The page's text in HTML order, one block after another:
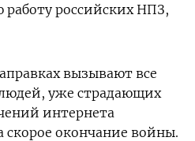
российских НПЗ,
вызывают все
уже страдающих
интернета
окончание войны.